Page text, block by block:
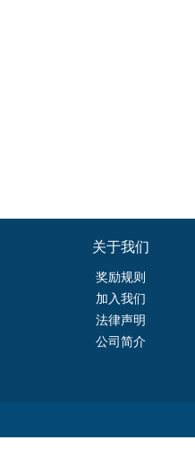
关于我们
奖励规则
加入我们
法律声明
公司简介